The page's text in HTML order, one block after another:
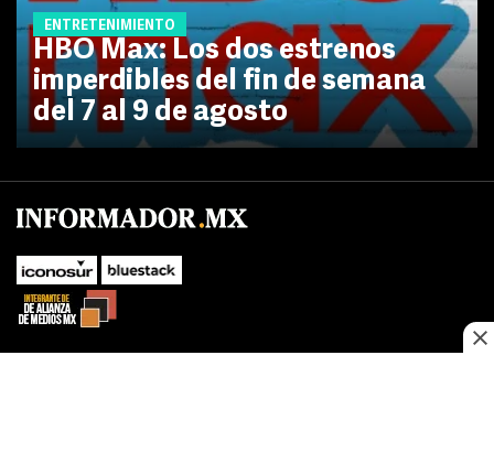
ENTRETENIMIENTO
HBO Max: Los dos estrenos
imperdibles del fin de semana
del 7 al 9 de agosto